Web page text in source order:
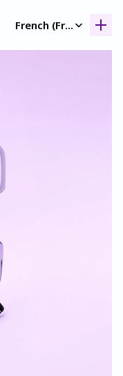
French (France)